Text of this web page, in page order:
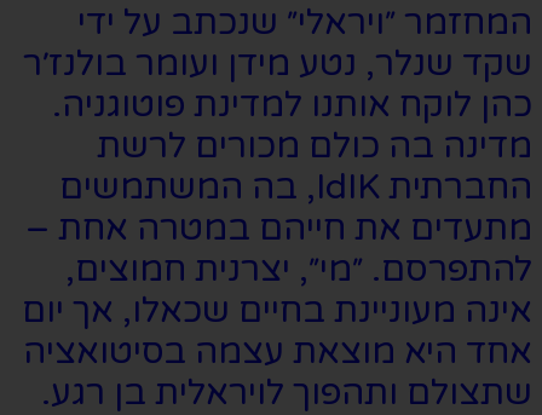
המחזמר ״ויראלי״ שנכתב על ידי
שקד שנלר, נטע מידן ועומר בולנז׳ר
כהן לוקח אותנו למדינת פוטוגניה.
מדינה בה כולם מכורים לרשת
החברתית IdIK, בה המשתמשים
מתעדים את חייהם במטרה אחת –
להתפרסם. ״מי״, יצרנית חמוצים,
אינה מעוניינת בחיים שכאלו, אך יום
אחד היא מוצאת עצמה בסיטואציה
שתצולם ותהפוך לויראלית בן רגע.